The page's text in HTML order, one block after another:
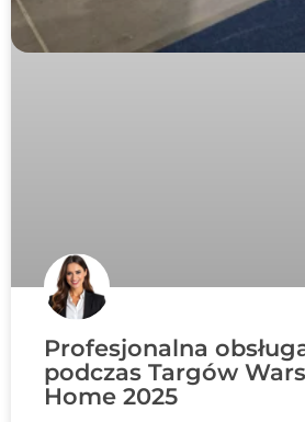
Profesjonalna
podczas Targów
Home 2025